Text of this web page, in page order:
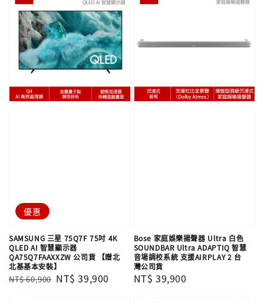
優惠
SAMSUNG 三星 75Q7F 75吋 4K
QLED AI 智慧顯示器
QA75Q7FAAXXZW 公司貨 【贈北
北基基本安裝】
Regular
NT$ 60,900 Sale
NT$ 39,900
Bose 家庭娛樂揚聲器 Ultra 白色
SOUNDBAR Ultra ADAPTIQ 智慧
音場調校系統 支援AIRPLAY 2 台
灣公司貨
Regular
NT$ 39,900